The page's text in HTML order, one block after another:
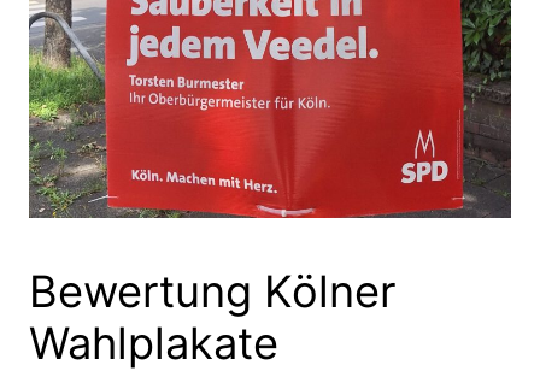
Bewertung Kölner
Wahlplakate